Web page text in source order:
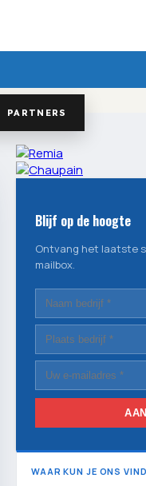
PARTNERS
Blijf op de hoogte
Ontvang het laatste
mailbox.
WAAR KUN JE ONS